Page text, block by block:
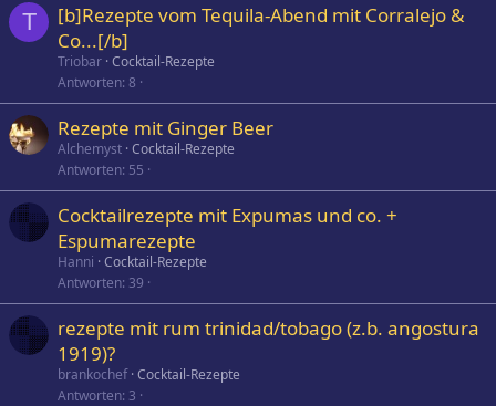
T
[b]Rezepte vom Tequila-Abend mit Corralejo &
Co...[/b]
Triobar Cocktail-Rezepte
Antworten 8
Rezepte mit Ginger Beer
Alchemyst Cocktail-Rezepte
Antworten 55
Cocktailrezepte mit Expumas und co. +
Espumarezepte
Hanni Cocktail-Rezepte
Antworten 39
rezepte mit rum trinidad/tobago (z.b. angostura
1919)?
brankochef Cocktail-Rezepte
Antworten 3